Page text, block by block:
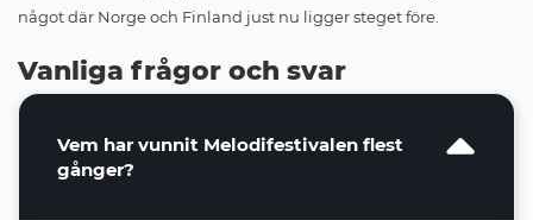
något där Norge och Finland just nu ligger steget före.
Vanliga frågor och svar
Vem har vunnit Melodifestivalen flest
gånger?